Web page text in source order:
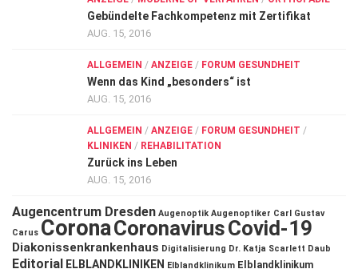
Gebündelte Fachkompetenz mit Zertifikat
AUG. 15, 2016
ALLGEMEIN / ANZEIGE / FORUM GESUNDHEIT
Wenn das Kind „besonders“ ist
AUG. 15, 2016
ALLGEMEIN / ANZEIGE / FORUM GESUNDHEIT /
KLINIKEN / REHABILITATION
Zurück ins Leben
AUG. 15, 2016
Augencentrum Dresden Augenoptik Augenoptiker Carl Gustav
Carus CoronaCoronavirusCovid-19
Diakonissenkrankenhaus Digitalisierung Dr. Katja Scarlett Daub
Editorial ELBLANDKLINIKEN Elblandklinikum Elblandklinikum